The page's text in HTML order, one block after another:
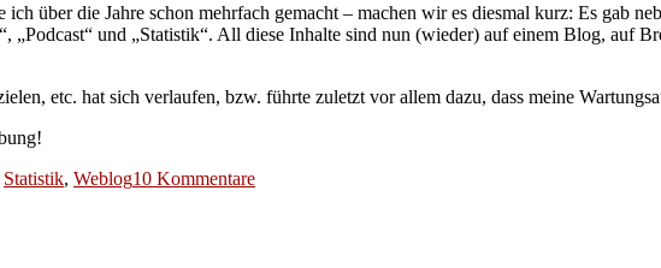
über die Jahre schon mehrfach gemacht – machen wir es diesmal kurz: Es gab
und „Statistik“. All diese Inhalte sind nun (wieder) auf einem Blog, auf
etc. hat sich verlaufen, bzw. führte zuletzt vor allem dazu, dass meine
Statistik, Weblog10 Kommentarezu